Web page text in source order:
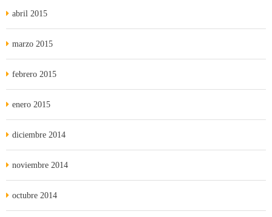
abril 2015
marzo 2015
febrero 2015
enero 2015
diciembre 2014
noviembre 2014
octubre 2014